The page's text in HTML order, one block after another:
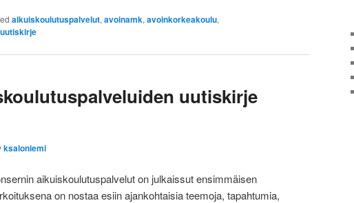
aikuiskoulutuspalvelut, avoinamk, avoinkorkeakoulu,
uutiskirje
uutiskirje
ksaloniemi
aikuiskoulutuspalvelut on julkaissut ensimmäisen
on nostaa esiin ajankohtaisia teemoja, tapahtumia,